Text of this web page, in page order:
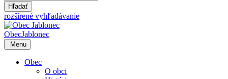
Hľadať
rozšírené vyhľadávanie
ObecJablonec
Menu
Obec
O obci